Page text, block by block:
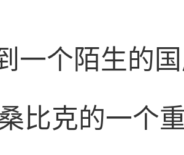
一个陌生的
比克的一个